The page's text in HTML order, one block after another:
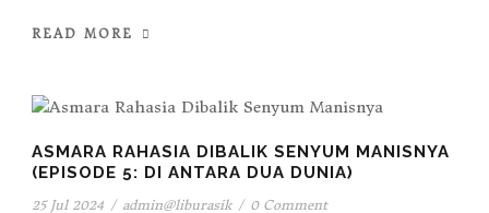
READ MORE
ASMARA RAHASIA DIBALIK SENYUM MANISNYA
(EPISODE 5: DI ANTARA DUA DUNIA)
25 Jul 2024 / admin@liburasik / 0 Comment